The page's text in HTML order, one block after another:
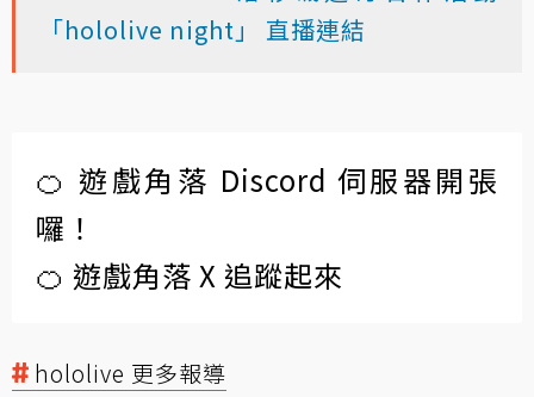
「hololive night」 直播連結
🍊 遊戲角落 Discord 伺服器開張
囉！
🍊 遊戲角落 X 追蹤起來
hololive 更多報導